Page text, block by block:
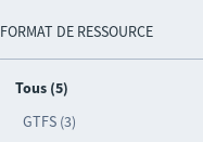
FORMAT DE RESSOURCE
Tous (5)
GTFS (3)